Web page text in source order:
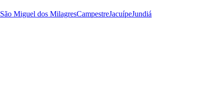
São Miguel dos MilagresCampestreJacuípeJundiá